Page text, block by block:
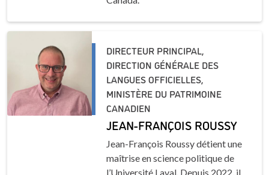
DIRECTEUR PRINCIPAL,
DIRECTION GÉNÉRALE DES
LANGUES OFFICIELLES,
MINISTÈRE DU PATRIMOINE
CANADIEN
JEAN-FRANÇOIS ROUSSY
Jean-François Roussy détient une
maîtrise en science politique de
l’Université Laval. Depuis 2022, il